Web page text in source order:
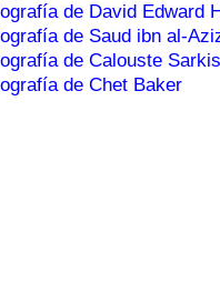
de David Edward
de Saud ibn al-
de Calouste
de Chet Baker